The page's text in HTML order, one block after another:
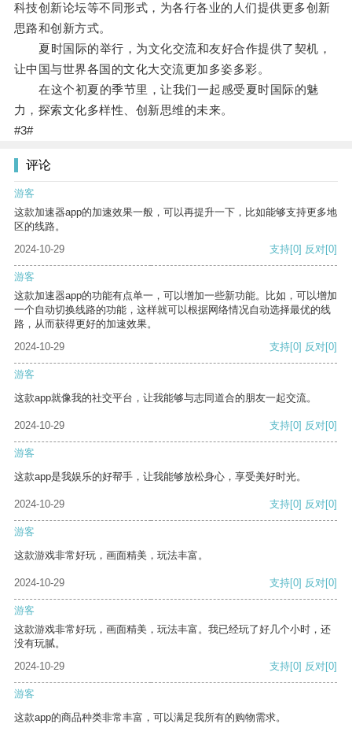
科技创新论坛等不同形式，为各行各业的人们提供更多创新
思路和创新方式。
夏时国际的举行，为文化交流和友好合作提供了契机，
让中国与世界各国的文化大交流更加多姿多彩。
在这个初夏的季节里，让我们一起感受夏时国际的魅
力，探索文化多样性、创新思维的未来。
#3#
评论
游客
这款加速器app的加速效果一般，可以再提升一下，比如能够支持更多地
区的线路。
2024-10-29
支持[0] 反对[0]
游客
这款加速器app的功能有点单一，可以增加一些新功能。比如，可以增加
一个自动切换线路的功能，这样就可以根据网络情况自动选择最优的线
路，从而获得更好的加速效果。
2024-10-29
支持[0] 反对[0]
游客
这款app就像我的社交平台，让我能够与志同道合的朋友一起交流。
2024-10-29 支持[0] 反对[0]
游客
这款app是我娱乐的好帮手，让我能够放松身心，享受美好时光。
2024-10-29 支持[0] 反对[0]
游客
这款游戏非常好玩，画面精美，玩法丰富。
2024-10-29 支持[0] 反对[0]
游客
这款游戏非常好玩，画面精美，玩法丰富。我已经玩了好几个小时，还
没有玩腻。
2024-10-29
支持[0] 反对[0]
游客
这款app的商品种类非常丰富，可以满足我所有的购物需求。